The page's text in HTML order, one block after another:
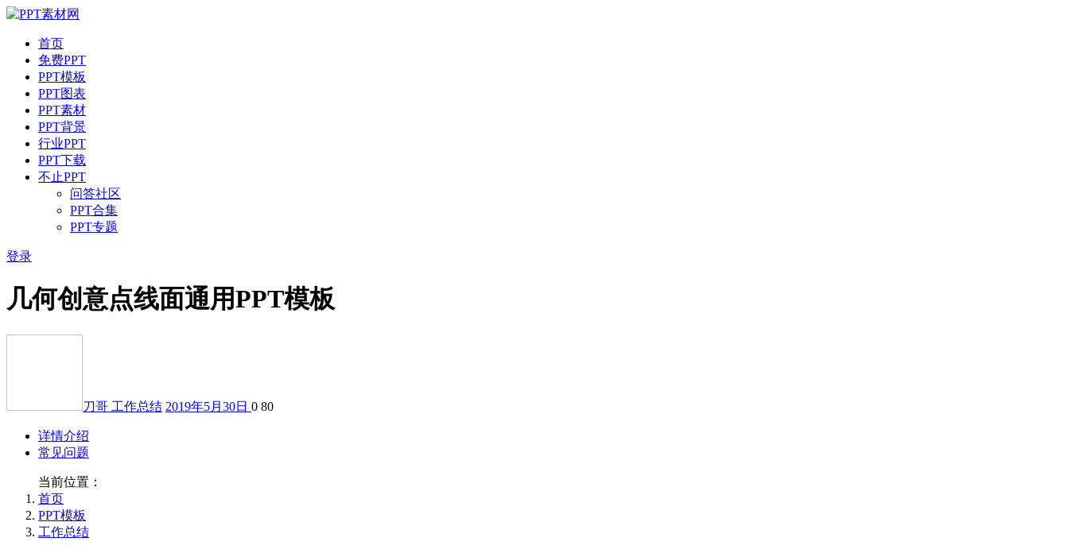
首页
免费PPT
PPT模板
PPT图表
PPT素材
PPT背景
行业PPT
PPT下载
不止PPT
问答社区
PPT合集
PPT专题
登录
几何创意点线面通用PPT模板
刀哥 工作总结 2019年5月30日 0 80
详情介绍
常见问题
当前位置：
首页
PPT模板
工作总结